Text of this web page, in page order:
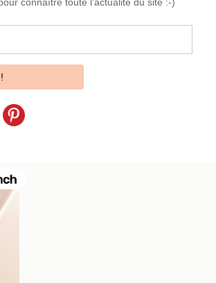
aromates
au